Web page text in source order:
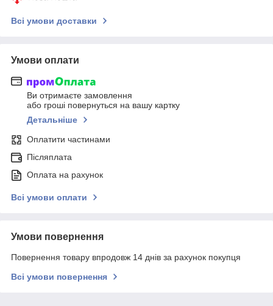
Всі умови доставки
Умови оплати
Ви отримаєте замовлення
або гроші повернуться на вашу картку
Детальніше
Оплатити частинами
Післяплата
Оплата на рахунок
Всі умови оплати
Умови повернення
Повернення товару впродовж 14 днів за рахунок покупця
Всі умови повернення